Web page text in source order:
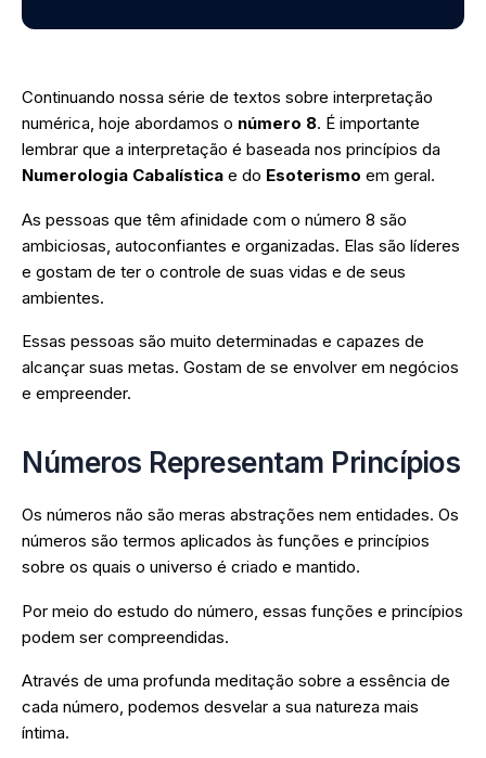
Continuando nossa série de textos sobre interpretação
numérica, hoje abordamos o número 8. É importante
lembrar que a interpretação é baseada nos princípios da
Numerologia Cabalística e do Esoterismo em geral.
As pessoas que têm afinidade com o número 8 são
ambiciosas, autoconfiantes e organizadas. Elas são líderes
e gostam de ter o controle de suas vidas e de seus
ambientes.
Essas pessoas são muito determinadas e capazes de
alcançar suas metas. Gostam de se envolver em negócios
e empreender.
Números Representam Princípios
Os números não são meras abstrações nem entidades. Os
números são termos aplicados às funções e princípios
sobre os quais o universo é criado e mantido.
Por meio do estudo do número, essas funções e princípios
podem ser compreendidas.
Através de uma profunda meditação sobre a essência de
cada número, podemos desvelar a sua natureza mais
íntima.